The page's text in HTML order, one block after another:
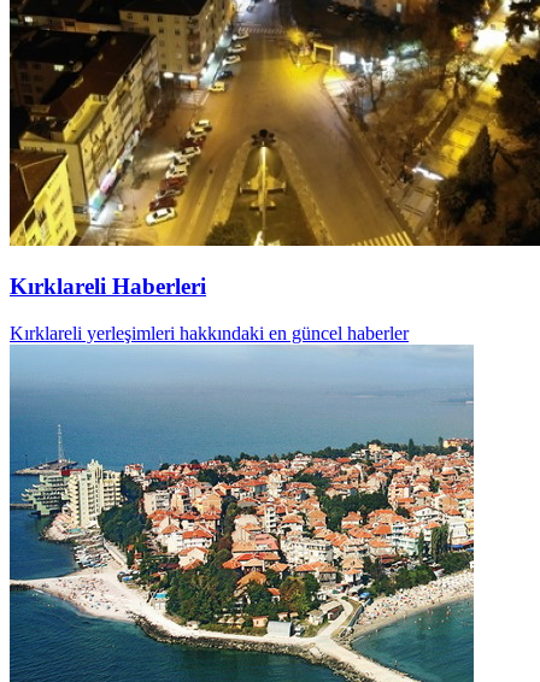
Kırklareli Haberleri
Kırklareli yerleşimleri hakkındaki en güncel haberler